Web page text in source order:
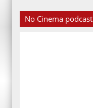
No Cinema podcast